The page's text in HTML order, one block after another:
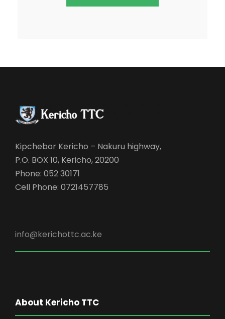
Kipchebor Kericho – Nakuru highway,
P.O. BOX 10, Kericho, 20200
Phone: 052 30171
Cell Phone: 0721457785
info@kerichottc.ac.ke
About Kericho TTC